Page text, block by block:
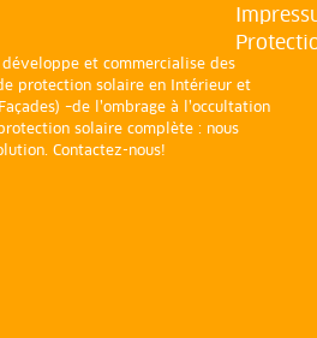
développe et commercialise des
protection solaire en Intérieur et
–de l’ombrage à l’occultation
solaire complète : nous
Contactez-nous!